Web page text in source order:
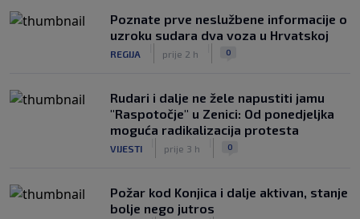
Poznate prve neslužbene informacije o
uzroku sudara dva voza u Hrvatskoj
REGIJA prije 2 h 0
Rudari i dalje ne žele napustiti jamu
"Raspotočje" u Zenici: Od ponedjeljka
moguća radikalizacija protesta
VIJESTI prije 3 h 0
Požar kod Konjica i dalje aktivan, stanje
bolje nego jutros